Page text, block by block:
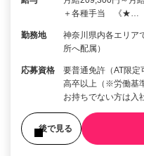
＋各種手当 《★…
勤務地
神奈川県内各エリ
所へ配属）
応募資格
要普通免許（AT限
高卒以上（※労働基
お持ちでない方は入
後で見る